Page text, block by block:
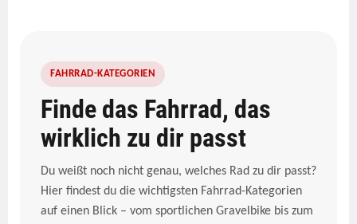
FAHRRAD-KATEGORIEN
Finde das Fahrrad, das
wirklich zu dir passt
Du weißt noch nicht genau, welches Rad zu dir passt?
Hier findest du die wichtigsten Fahrrad-Kategorien
auf einen Blick – vom sportlichen Gravelbike bis zum